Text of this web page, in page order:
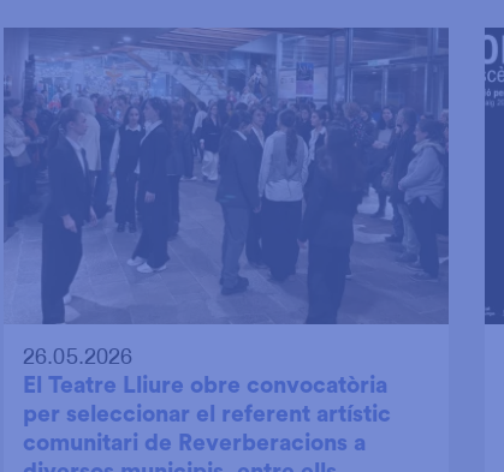
26.05.2026
El Teatre Lliure obre convocatòria
per seleccionar el referent artístic
comunitari de Reverberacions a